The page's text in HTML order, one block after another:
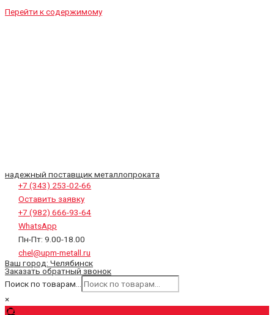
Перейти к содержимому
надежный поставщик металлопроката
+7 (343) 253-02-66
Оставить заявку
+7 (982) 666-93-64
WhatsApp
Пн-Пт: 9.00-18.00
chel@upm-metall.ru
Ваш город: Челябинск
Заказать обратный звонок
Поиск по товарам...
×
0₽